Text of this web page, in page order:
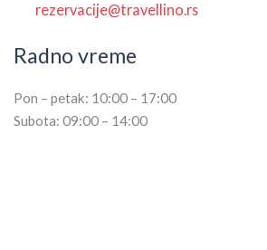
rezervacije@travellino.rs
Radno vreme
Pon – petak: 10:00 – 17:00
Subota: 09:00 – 14:00